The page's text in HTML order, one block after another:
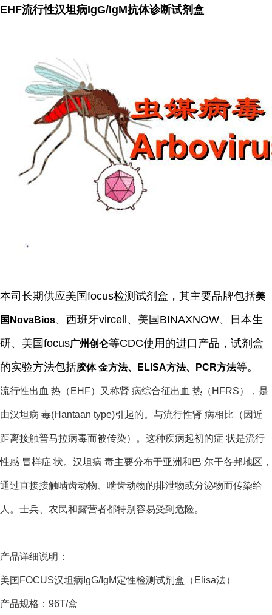
EHF流行性汉坦病IgG/IgM抗体诊断试剂盒
本司长期供应美国focus检测试剂盒，其主要品牌包括美
国NovaBios、西班牙vircell、美国BINAXNOW、日本生
研、美国focus广州创仑等CDC使用的进口产品，试剂盒
的实验方法包括胶体 金方法、ELISA方法、PCR方法等。
流行性出血 热（ EHF）又称肾 病综合征出血 热（HFRS），是
由汉坦病 毒(Hantaan type)引起的。与流行性肾 病相比（因近
距离接触普马拉病毒而被传染）。这种疾病起初的症 状是流行
性感 冒样症 状。汉坦病 毒主要分布于亚洲和巴 尔干各邦地区，
通过直接接触啮齿动物、啮齿动物的排泄物或分泌物而传染给
人。士兵、农民和露营者都特别容易受到危险。
产品详细说明：
美国FOCUS汉坦病IgG/IgM定性检测试剂盒（Elisa法）
产品规格：96T/盒